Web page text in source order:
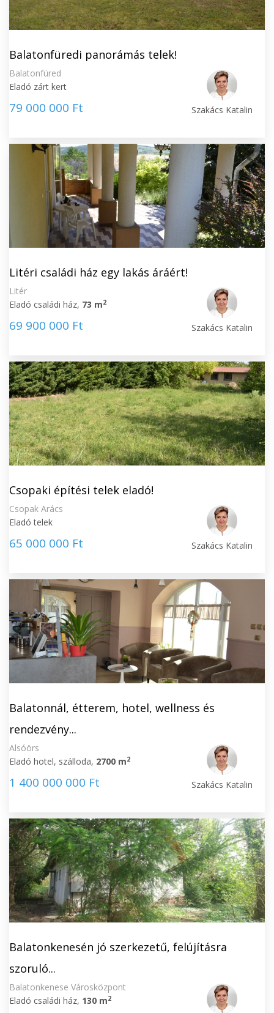
Balatonfüredi panorámás telek!
Balatonfüred
Eladó zárt kert
79 000 000 Ft Szakács Katalin
Litéri családi ház egy lakás áráért!
Litér
Eladó családi ház, 73 m2
69 900 000 Ft Szakács Katalin
Csopaki építési telek eladó!
Csopak Arács
Eladó telek
65 000 000 Ft Szakács Katalin
Balatonnál, étterem, hotel, wellness és
rendezvény...
Alsóörs
Eladó hotel, szálloda, 2700 m2
1 400 000 000 Ft Szakács Katalin
Balatonkenesén jó szerkezetű, felújításra
szoruló...
Balatonkenese Városközpont
Eladó családi ház, 130 m2